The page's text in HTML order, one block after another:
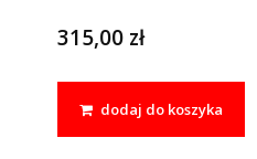
315,00 zł
dodaj do koszyka